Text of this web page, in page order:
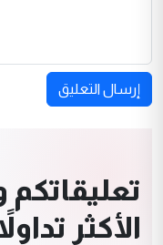
إرسال التعليق
الأكثر